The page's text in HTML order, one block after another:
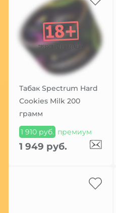
Табак Spectrum Hard
Cookies Milk 200
грамм
1 910 руб. премиум
1 949 руб.